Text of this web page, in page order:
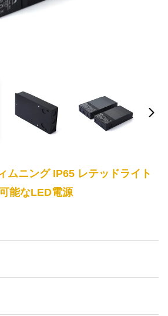
ムニング IP65 レテッドライト
能なLED電源